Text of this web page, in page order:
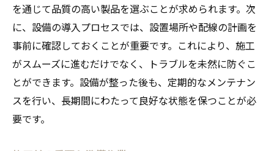
を通じて品質の高い製品を選ぶことが求められます。次
に、設備の導入プロセスでは、設置場所や配線の計画を
事前に確認しておくことが重要です。これにより、施工
がスムーズに進むだけでなく、トラブルを未然に防ぐこ
とができます。設備が整った後も、定期的なメンテナン
スを行い、長期間にわたって良好な状態を保つことが必
要です。